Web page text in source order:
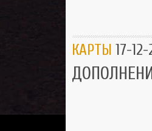
КАРТЫ 17-12-